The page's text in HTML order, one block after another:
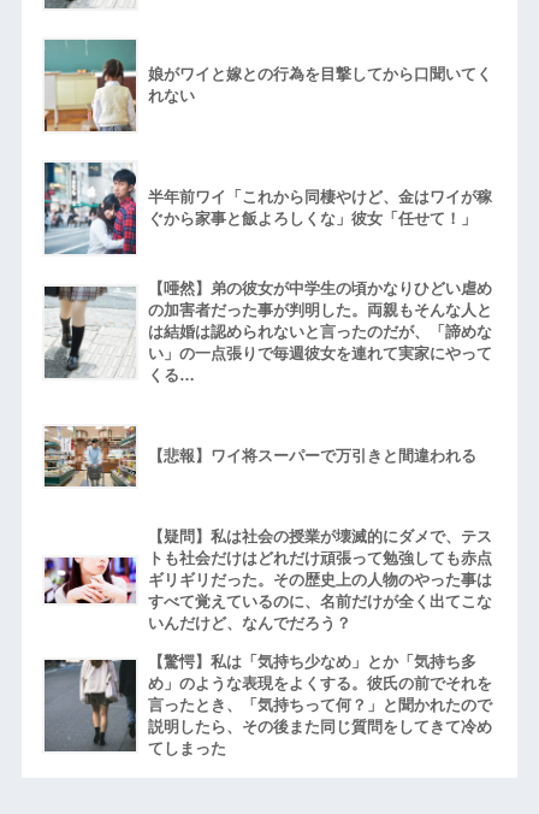
娘がワイと嫁との行為を目撃してから口聞いてく
れない
半年前ワイ「これから同棲やけど、金はワイが稼
ぐから家事と飯よろしくな」彼女「任せて！」
【唖然】弟の彼女が中学生の頃かなりひどい虐め
の加害者だった事が判明した。両親もそんな人と
は結婚は認められないと言ったのだが、「諦めな
い」の一点張りで毎週彼女を連れて実家にやって
くる…
【悲報】ワイ将スーパーで万引きと間違われる
【疑問】私は社会の授業が壊滅的にダメで、テス
トも社会だけはどれだけ頑張って勉強しても赤点
ギリギリだった。その歴史上の人物のやった事は
すべて覚えているのに、名前だけが全く出てこな
いんだけど、なんでだろう？
【驚愕】私は「気持ち少なめ」とか「気持ち多
め」のような表現をよくする。彼氏の前でそれを
言ったとき、「気持ちって何？」と聞かれたので
説明したら、その後また同じ質問をしてきて冷め
てしまった